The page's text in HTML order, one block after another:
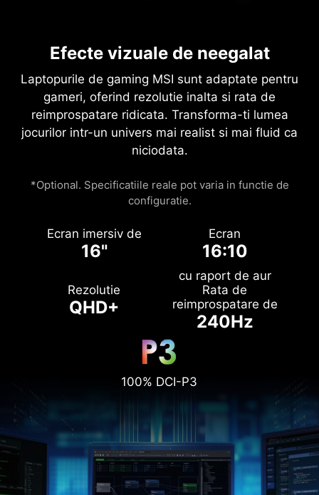
Efecte vizuale de neegalat
Laptopurile de gaming MSI sunt adaptate pentru
gameri, oferind rezolutie inalta si rata de
reimprospatare ridicata. Transforma-ti lumea
jocurilor intr-un univers mai realist si mai fluid ca
niciodata.
*Optional. Specificatiile reale pot varia in functie de
configuratie.
Ecran imersiv de
16"
Ecran
16:10
cu raport de aur
Rezolutie
QHD+
Rata de
reimprospatare de
240Hz
100% DCI-P3